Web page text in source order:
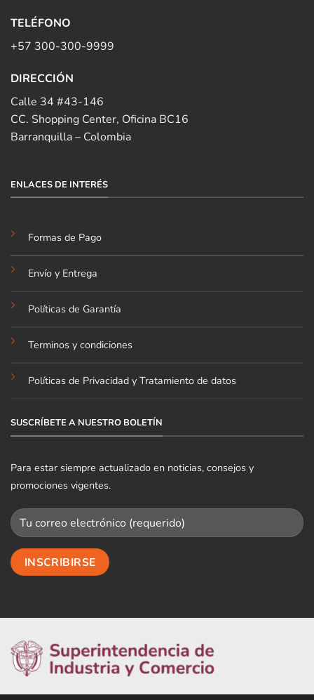
TELÉFONO
+57 300-300-9999
DIRECCIÓN
Calle 34 #43-146
CC. Shopping Center, Oficina BC16
Barranquilla – Colombia
ENLACES DE INTERÉS
Formas de Pago
Envío y Entrega
Políticas de Garantía
Terminos y condiciones
Políticas de Privacidad y Tratamiento de datos
SUSCRÍBETE A NUESTRO BOLETÍN
Para estar siempre actualizado en noticias, consejos y
promociones vigentes.